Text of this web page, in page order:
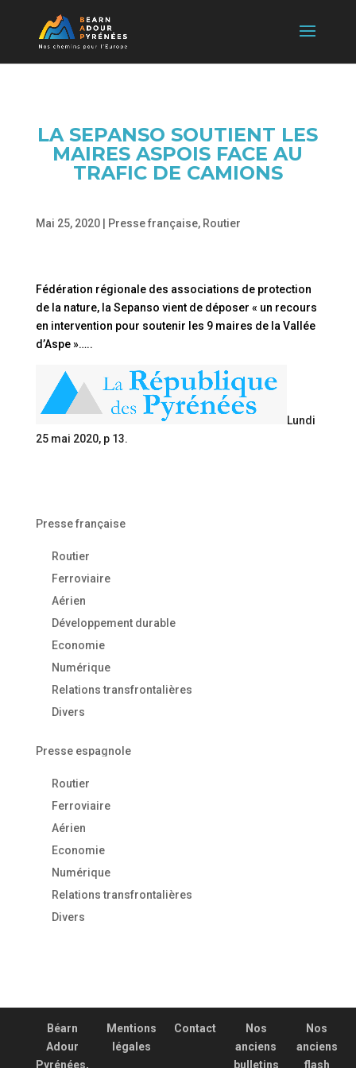
LA SEPANSO SOUTIENT LES
MAIRES ASPOIS FACE AU
TRAFIC DE CAMIONS
Mai 25, 2020| Presse française, Routier
Fédération régionale des associations de protection
de la nature, la Sepanso vient de déposer « un recours
en intervention pour soutenir les 9 maires de la Vallée
d’Aspe »…..
Lundi
25 mai 2020, p 13.
Presse française
Routier
Ferroviaire
Aérien
Développement durable
Economie
Numérique
Relations transfrontalières
Divers
Presse espagnole
Routier
Ferroviaire
Aérien
Economie
Numérique
Relations transfrontalières
Divers
Béarn
Adour
Pyrénées,
Mentions
légales
Contact
Nos
anciens
bulletins
Nos
anciens
flash